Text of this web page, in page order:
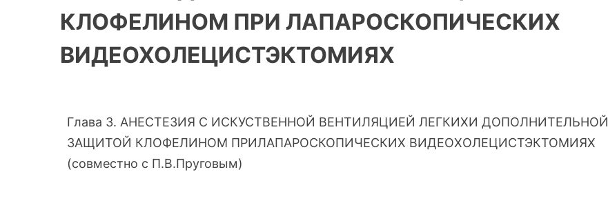
КЛОФЕЛИНОМ ПРИ ЛАПАРОСКОПИЧЕСКИХ
ВИДЕОХОЛЕЦИСТЭКТОМИЯХ
Глава 3. АНЕСТЕЗИЯ С ИСКУСТВЕННОЙ ВЕНТИЛЯЦИЕЙ ЛЕГКИХИ ДОПОЛНИТЕЛЬНОЙ
ЗАЩИТОЙ КЛОФЕЛИНОМ ПРИЛАПАРОСКОПИЧЕСКИХ ВИДЕОХОЛЕЦИСТЭКТОМИЯХ
(совместно с П.В.Пруговым)